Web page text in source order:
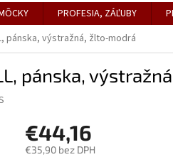
PROFESIA, ZÁĽUBY
pánska, výstražná, žlto-modrá
pánska,
€44,16
€35,90 bez DPH